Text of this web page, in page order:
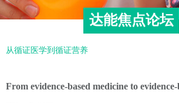
达能焦点论坛
从循证医学到循证营养
From evidence-based medicine to